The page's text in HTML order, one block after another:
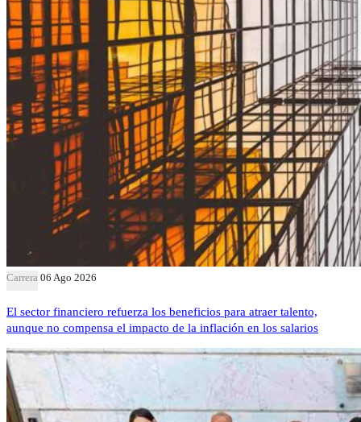
Carrera 06 Ago 2026
El sector financiero refuerza los beneficios para atraer talento,
aunque no compensa el impacto de la inflación en los salarios